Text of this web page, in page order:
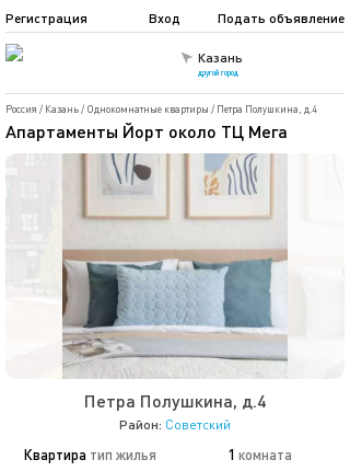
Казань
другой город
Подать объявление
Регистрация Вход
Россия / Казань/ Однокомнатные квартиры / Петра Полушкина, д.4
Апартаменты Йорт около ТЦ Мега
Петра Полушкина, д.4
Район: Советский
Квартира тип жилья 1 комната